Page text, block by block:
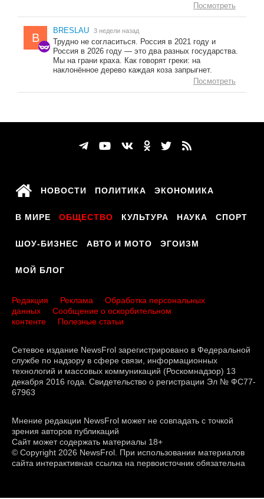
Посмотреть
B
BRESLAU 3 недели назад
Трудно не согласиться. Россия в 2021 году и
Россия в 2026 году — это два разных государства.
Мы на грани краха. Как говорят греки: на
наклонённое дерево каждая коза запрыгнет.
Посмотреть
НОВОСТИ ПОЛИТИКА ЭКОНОМИКА
В МИРЕ ОБЩЕСТВО КУЛЬТУРА НАУКА СПОРТ
ШОУ-БИЗНЕС АВТО И МОТО ЭГОИЗМ
МОЙ БЛОГ
Редакция Реклама
Обработка персональных
данных
Сообщение о оскорбительном
контенте
Полезные статьи
Сетевое издание NewsFrol зарегистрировано в Федеральной
службе по надзору в сфере связи, информационных
технологий и массовых коммуникаций (Роскомнадзор) 13
декабря 2016 года. Свидетельство о регистрации Эл № ФС77-
67963
Мнение редакции NewsFrol может не совпадать с точкой
зрения авторов публикаций
Сайт может содержать материалы 18+
© Copyright 2026 NewsFrol. При использовании материалов
сайта интерактивная ссылка на первоисточник обязательна